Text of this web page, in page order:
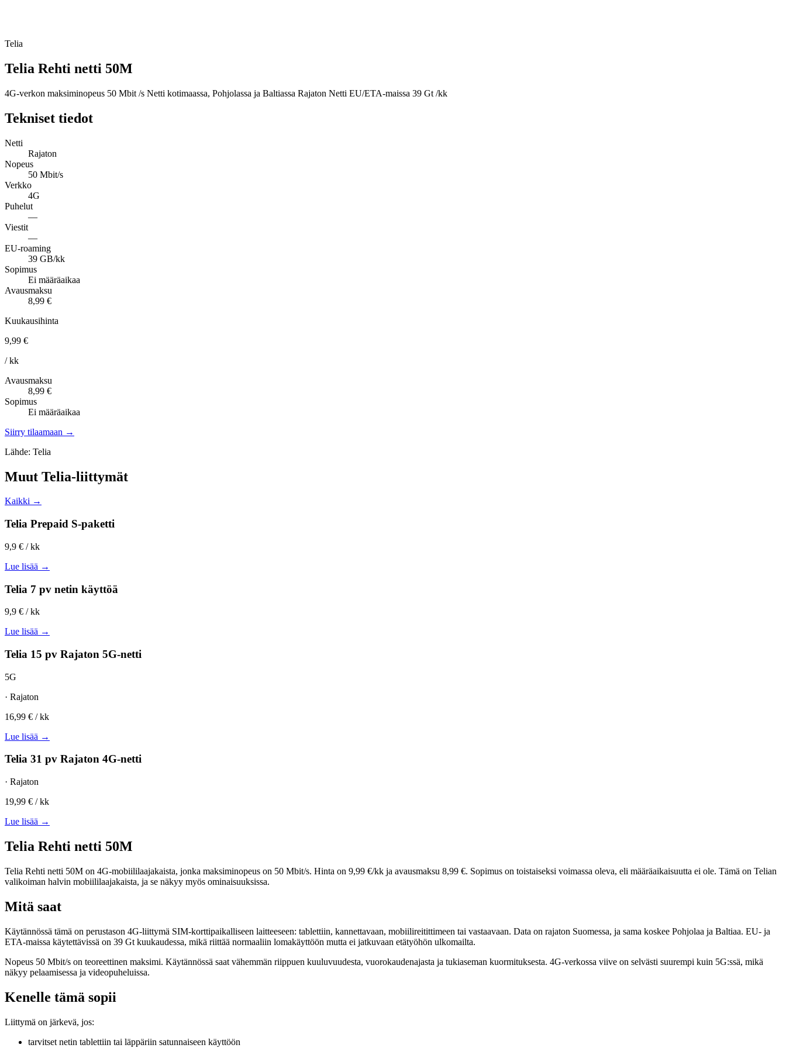
Telia
Telia Rehti netti 50M
4G-verkon maksiminopeus 50 Mbit /s Netti kotimaassa, Pohjolassa ja Baltiassa Rajaton Netti EU/ETA-maissa 39 Gt /kk
Tekniset tiedot
Netti
Rajaton
Nopeus
50 Mbit/s
Verkko
4G
Puhelut
—
Viestit
—
EU-roaming
39 GB/kk
Sopimus
Ei määräaikaa
Avausmaksu
8,99 €
Kuukausihinta
9,99 €
/ kk
Avausmaksu
8,99 €
Sopimus
Ei määräaikaa
Siirry tilaamaan →
Lähde: Telia
Muut Telia-liittymät
Kaikki →
Telia Prepaid S-paketti
9,9 € / kk
Lue lisää →
Telia 7 pv netin käyttöä
9,9 € / kk
Lue lisää →
Telia 15 pv Rajaton 5G-netti
5G
· Rajaton
16,99 € / kk
Lue lisää →
Telia 31 pv Rajaton 4G-netti
· Rajaton
19,99 € / kk
Lue lisää →
Telia Rehti netti 50M
Telia Rehti netti 50M on 4G-mobiililaajakaista, jonka maksiminopeus on 50 Mbit/s. Hinta on 9,99 €/kk ja avausmaksu 8,99 €. Sopimus on toistaiseksi voimassa oleva, eli määräaikaisuutta ei ole. Tämä on Telian
valikoiman halvin mobiililaajakaista, ja se näkyy myös ominaisuuksissa.
Mitä saat
Käytännössä tämä on perustason 4G-liittymä SIM-korttipaikalliseen laitteeseen: tablettiin, kannettavaan, mobiilireitittimeen tai vastaavaan. Data on rajaton Suomessa, ja sama koskee Pohjolaa ja Baltiaa. EU- ja
ETA-maissa käytettävissä on 39 Gt kuukaudessa, mikä riittää normaaliin lomakäyttöön mutta ei jatkuvaan etätyöhön ulkomailta.
Nopeus 50 Mbit/s on teoreettinen maksimi. Käytännössä saat vähemmän riippuen kuuluvuudesta, vuorokaudenajasta ja tukiaseman kuormituksesta. 4G-verkossa viive on selvästi suurempi kuin 5G:ssä, mikä
näkyy pelaamisessa ja videopuheluissa.
Kenelle tämä sopii
Liittymä on järkevä, jos:
tarvitset netin tablettiin tai läppäriin satunnaiseen käyttöön